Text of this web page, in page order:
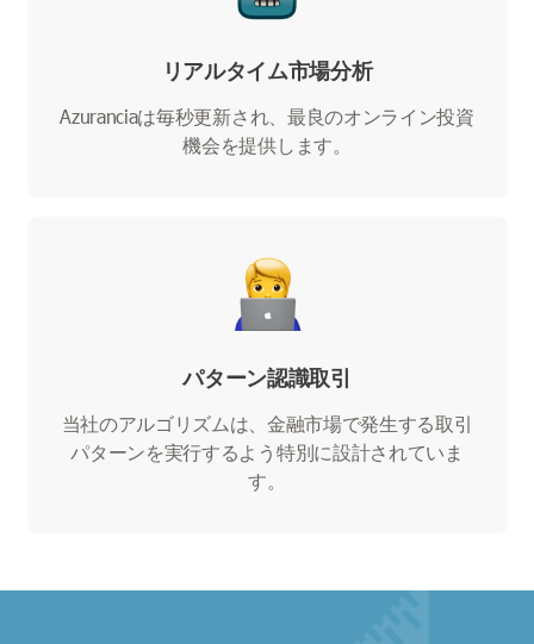
リアルタイム市場分析
Azuranciaは毎秒更新され、最良のオンライン投資
機会を提供します。
パターン認識取引
当社のアルゴリズムは、金融市場で発生する取引
パターンを実行するよう特別に設計されていま
す。